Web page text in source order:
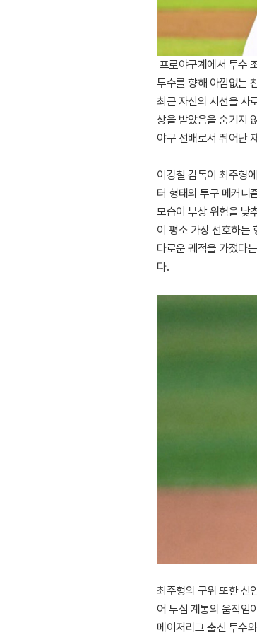
프로야구계에서 투수
투수를 향해 아낌없는
최근 자신의 시선을 사
상을 받았음을 숨기지
야구 선배로서 뛰어난
이강철 감독이 최주형
터 형태의 투구 메커니
모습이 부상 위험을 낮
이 평소 가장 선호하는
다로운 궤적을 가졌다
다.
최주형의 구위 또한 신
어 투심 계통의 움직임
메이저리그 출신 투수